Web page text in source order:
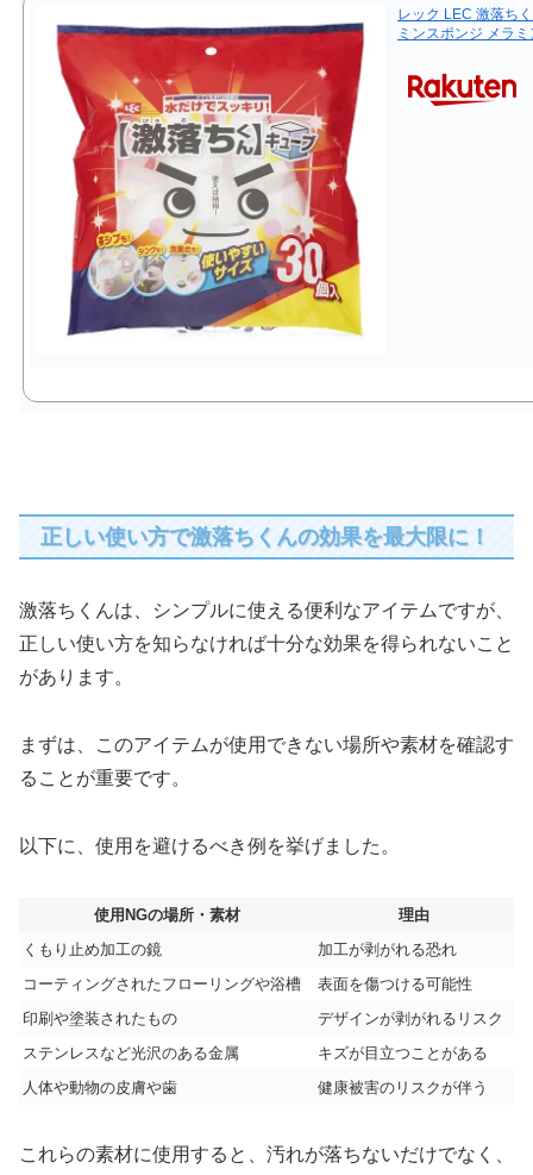
レック LEC 激落ち
ミンスポンジ メラ
正しい使い方で激落ちくんの効果を最大限に！
激落ちくんは、シンプルに使える便利なアイテムですが、
正しい使い方を知らなければ十分な効果を得られないこと
があります。
まずは、このアイテムが使用できない場所や素材を確認す
ることが重要です。
以下に、使用を避けるべき例を挙げました。
使用NGの場所・素材
理由
くもり止め加工の鏡
加工が剥がれる恐れ
コーティングされたフローリングや浴槽
表面を傷つける可能性
印刷や塗装されたもの
デザインが剥がれるリスク
ステンレスなど光沢のある金属
キズが目立つことがある
人体や動物の皮膚や歯
健康被害のリスクが伴う
これらの素材に使用すると、汚れが落ちないだけでなく、